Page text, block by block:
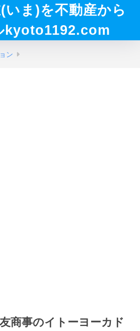
いま)を不動産から
kyoto1192.com
ン
商事のイトーヨーカド